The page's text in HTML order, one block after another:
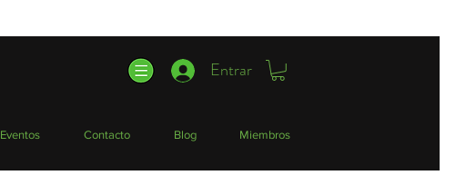
Entrar
Eventos Contacto Blog Miembros